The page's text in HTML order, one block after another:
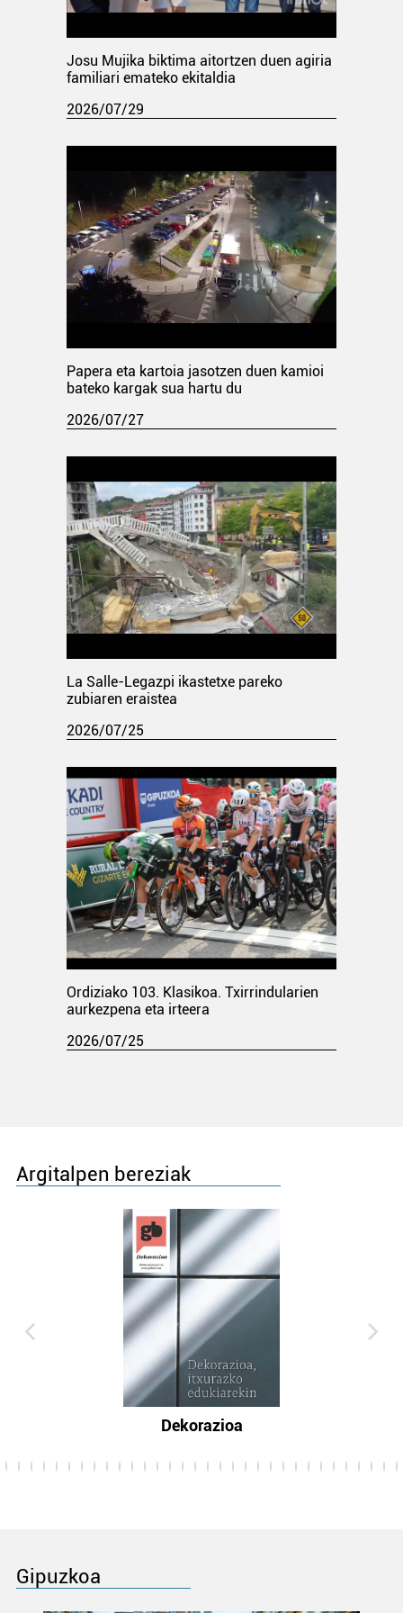
Josu Mujika biktima aitortzen duen agiria
familiari emateko ekitaldia
2026/07/29
Papera eta kartoia jasotzen duen kamioi
bateko kargak sua hartu du
2026/07/27
La Salle-Legazpi ikastetxe pareko
zubiaren eraistea
2026/07/25
Ordiziako 103. Klasikoa. Txirrindularien
aurkezpena eta irteera
2026/07/25
Argitalpen bereziak
Dekorazioa
Gipuzkoa